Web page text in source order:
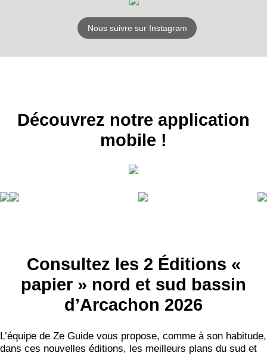
RECEVEZ
LES
S'ABONNER
Nous suivre sur Instagram
Découvrez notre application
mobile !
Consultez les 2 Éditions «
papier » nord et sud bassin
d’Arcachon 2026
L’équipe de Ze Guide vous propose, comme à son habitude,
dans ces nouvelles éditions, les meilleurs plans du sud et